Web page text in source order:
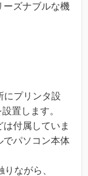
ーズナブルな機
にプリンタ設
置します。
付属していま
でパソコン本体
ながら、